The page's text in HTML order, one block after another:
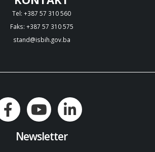
Tel: +387 57 310 560
Faks: +387 57 310 575
stand@isbih.gov.ba
Newsletter